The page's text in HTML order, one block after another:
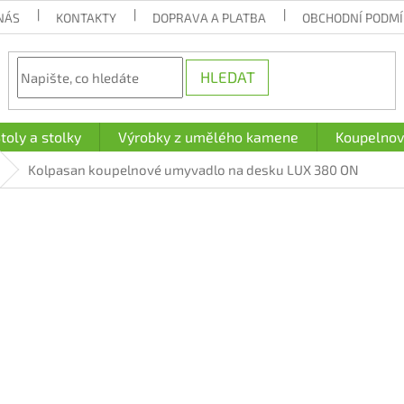
KONTAKTY DOPRAVA A PLATBA OBCHODNÍ
HLEDAT
a stolky Výrobky z umělého kamene
Kolpasan koupelnové umyvadlo na desku LUX 380 ON